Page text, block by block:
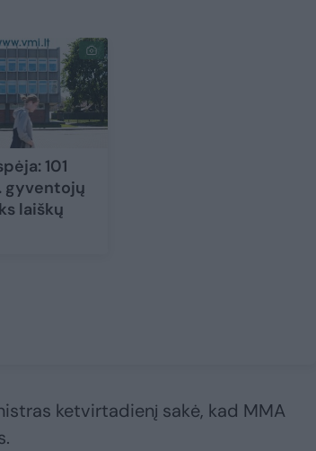
101
gyventojų
laiškų
ketvirtadienį sakė, kad MMA